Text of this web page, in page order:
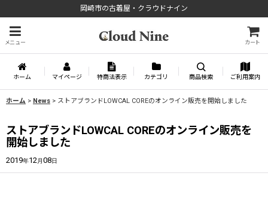
岡崎市の古着屋・クラウドナイン
メニュー カート
ホーム マイページ 特商法表示 カテゴリ 商品検索 ご利用案内
ホーム > News > ストアブランドLOWCAL COREのオンライン販売を開始しました
ストアブランドLOWCAL COREのオンライン販売を
開始しました
2019年12月08日